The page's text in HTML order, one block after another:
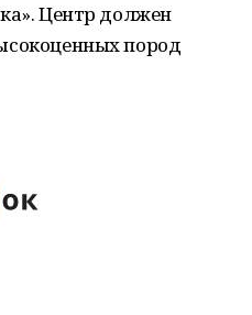
Центр должен
пород